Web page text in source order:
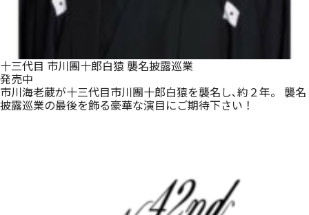
十三代目 市川團十郎白猿 襲名披露巡業
発売中
市川海老蔵が十三代目市川團十郎白猿を襲名し､約２年。 襲名
披露巡業の最後を飾る豪華な演目にご期待下さい！